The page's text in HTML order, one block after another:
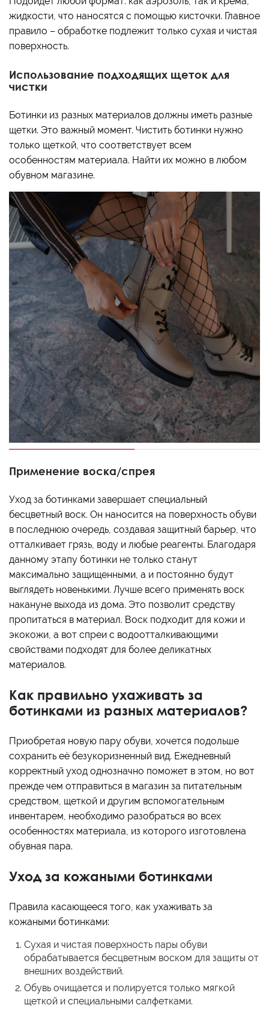
жидкости, что наносятся с помощью кисточки. Главное
правило – обработке подлежит только сухая и чистая
поверхность.
Использование подходящих щеток для
чистки
Ботинки из разных материалов должны иметь разные
щетки. Это важный момент. Чистить ботинки нужно
только щеткой, что соответствует всем
особенностям материала. Найти их можно в любом
обувном магазине.
Применение воска/спрея
Уход за ботинками завершает специальный
бесцветный воск. Он наносится на поверхность обуви
в последнюю очередь, создавая защитный барьер, что
отталкивает грязь, воду и любые реагенты. Благодаря
данному этапу ботинки не только станут
максимально защищенными, а и постоянно будут
выглядеть новенькими. Лучше всего применять воск
накануне выхода из дома. Это позволит средству
пропитаться в материал. Воск подходит для кожи и
экокожи, а вот спреи с водоотталкивающими
свойствами подходят для более деликатных
материалов.
Как правильно ухаживать за
ботинками из разных материалов?
Приобретая новую пару обуви, хочется подольше
сохранить её безукоризненный вид. Ежедневный
корректный уход однозначно поможет в этом, но вот
прежде чем отправиться в магазин за питательным
средством, щеткой и другим вспомогательным
инвентарем, необходимо разобраться во всех
особенностях материала, из которого изготовлена
обувная пара.
Уход за кожаными ботинками
Правила касающееся того, как ухаживать за
кожаными ботинками:
Сухая и чистая поверхность пары обуви
обрабатывается бесцветным воском для защиты от
внешних воздействий.
Обувь очищается и полируется только мягкой
щеткой и специальными салфетками.